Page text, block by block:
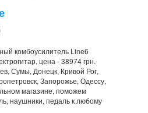
комбоусилитель Line6
цена - 38974 грн.
Сумы, Донецк, Кривой Рог,
Запорожье, Одессу,
магазине, поможем
наушники, педаль к любому